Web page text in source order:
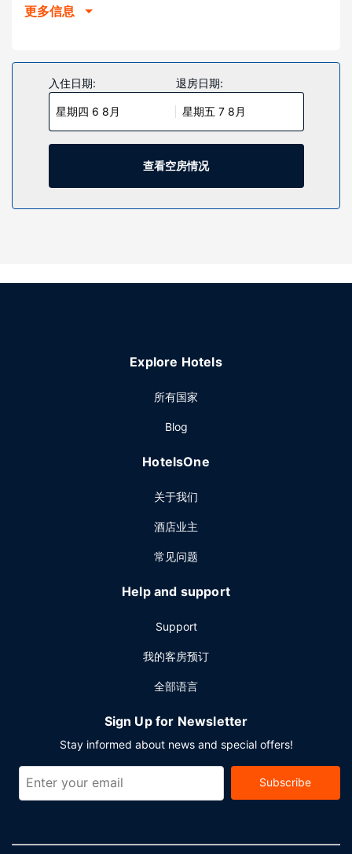
客房
适。您的加厚层卧床备有羽绒被。免费提供有线和无线上网，
此外，32 英寸液晶电视提供有线频道，可满足您的娱乐需求。
配备淋浴/盆浴组合的私人浴室提供免费洗浴用品和吹风机。
物业设施
您可充分利用健身中心等度假设施，此外还有免费 WiFi和宴会
您可以到服务丹佛机场万豪春丘套房住客的杂货店/便利店随便
更多信息
入住日期:
星期四 6 8月
退房日期:
星期五 7 8月
查看空房情况
Explore Hotels
所有国家
Blog
HotelsOne
关于我们
酒店业主
常见问题
Help and support
Support
我的客房预订
全部语言
Sign Up for Newsletter
Stay informed about news and special offers!
Subscribe